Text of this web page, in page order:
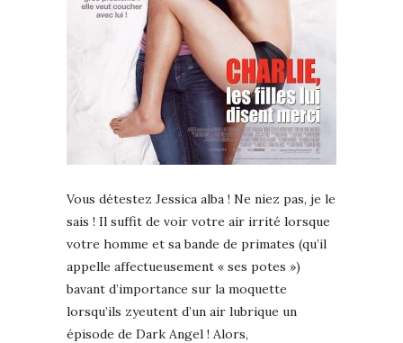
Vous détestez Jessica alba ! Ne niez pas, je le
sais ! Il suffit de voir votre air irrité lorsque
votre homme et sa bande de primates (qu’il
appelle affectueusement « ses potes »)
bavant d’importance sur la moquette
lorsqu’ils zyeutent d’un air lubrique un
épisode de Dark Angel ! Alors,